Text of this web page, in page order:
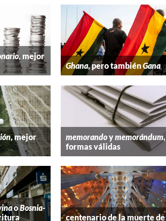
, mejor
Ghana, pero tambiénGana
, mejor
memorandoymemorándum,
formas válidas
oBosnia-
centenario de la muerte de